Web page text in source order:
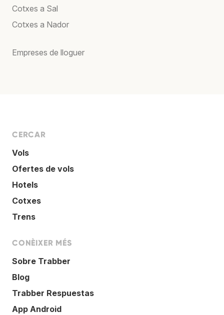
Cotxes a Sal
Cotxes a Nador
Empreses de lloguer
CERCAR
Vols
Ofertes de vols
Hotels
Cotxes
Trens
CONÈIXER MÉS
Sobre Trabber
Blog
Trabber Respuestas
App Android